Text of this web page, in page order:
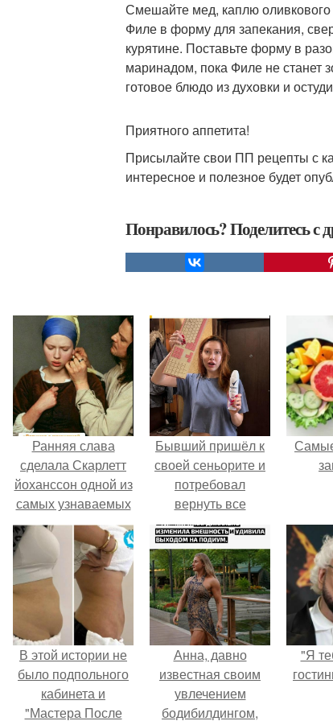
Смешайте мед, каплю
Филе в форму для запекания,
курятине. Поставьте форму в
маринадом, пока Филе не станет
готовое блюдо из духовки и
Приятного аппетита!
Присылайте свои ПП рецепты с
интересное и полезное будет
Понравилось? Поделитесь с
Ранняя слава
сделала Скарлетт
йоханссон одной из
самых узнаваемых
актрис голливуда,
но за глянцевым
фасадом
скрывалась
огромная
неуверенность.
Бывший пришёл к
своей сеньорите и
потребовал
вернуть все
подарки.
В этой истории не
было подпольного
кабинета и
"Мастера После
Анна, давно
известная своим
увлечением
бодибилдингом,
"Я